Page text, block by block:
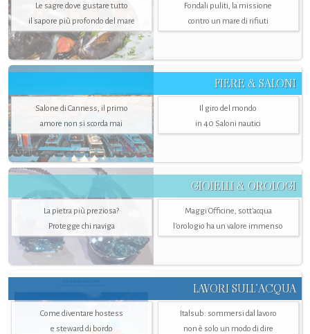
Le sagre dove gustare tutto
il sapore più profondo del mare
Fondali puliti, la missione
contro un mare di rifiuti
FIERE & SALONI
Salone di Canness, il primo
amore non si scorda mai
Il giro del mondo
in 40 Saloni nautici
GIOIELLI & OROLOGI
La pietra più preziosa?
Protegge chi naviga
Maggi Officine, sott’acqua
l'orologio ha un valore immenso
LAVORI SULL’ACQUA
Come diventare hostess
e steward di bordo
Italsub: sommersi dal lavoro
non è solo un modo di dire